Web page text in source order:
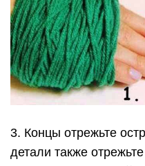
3. Концы отрежьте
детали также